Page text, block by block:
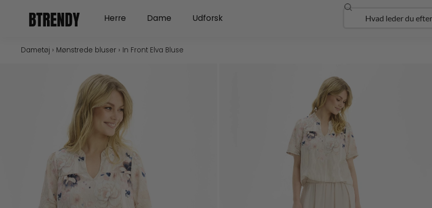
Herre Open Herre
Dame Open Dame
Udforsk Søg
Dametøj › Mønstrede bluser› In Front Elva Bluse